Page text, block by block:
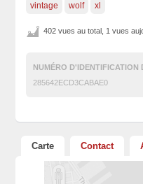
vintage wolf xl
402 vues au total, 1 vues
NUMÉRO D'IDENTIFICATION
285642ECD3CABAE0
Carte Contact